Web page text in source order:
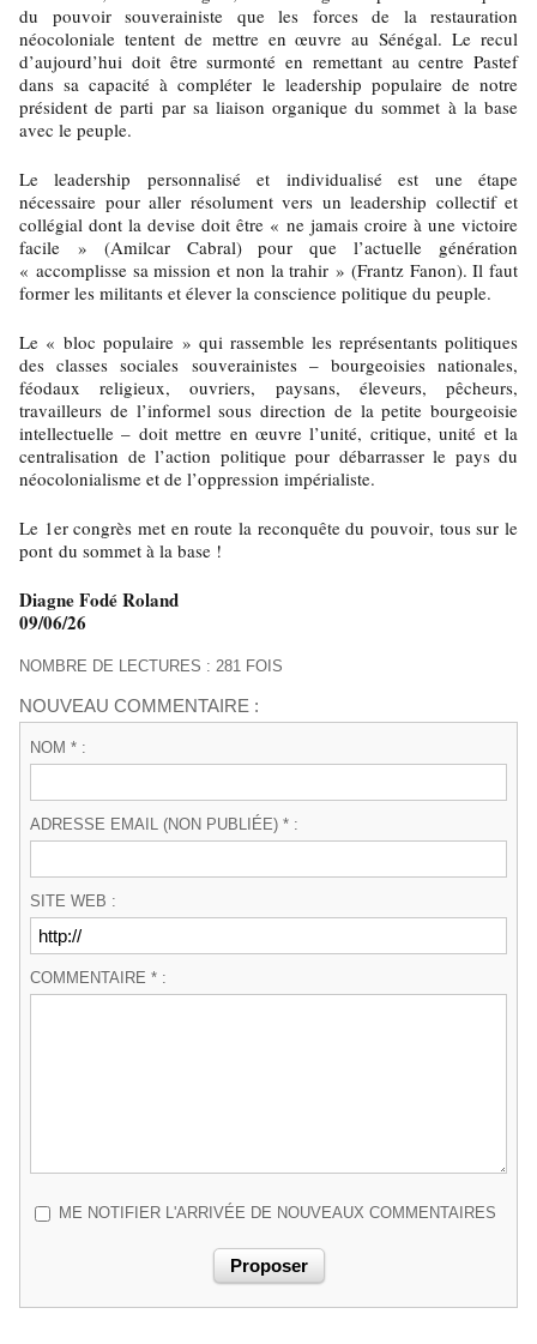
du pouvoir souverainiste que les forces de la restauration
néocoloniale tentent de mettre en œuvre au Sénégal. Le recul
d’aujourd’hui doit être surmonté en remettant au centre Pastef
dans sa capacité à compléter le leadership populaire de notre
président de parti par sa liaison organique du sommet à la base
avec le peuple.
Le leadership personnalisé et individualisé est une étape
nécessaire pour aller résolument vers un leadership collectif et
collégial dont la devise doit être « ne jamais croire à une victoire
facile » (Amilcar Cabral) pour que l’actuelle génération
« accomplisse sa mission et non la trahir » (Frantz Fanon). Il faut
former les militants et élever la conscience politique du peuple.
Le « bloc populaire » qui rassemble les représentants politiques
des classes sociales souverainistes – bourgeoisies nationales,
féodaux religieux, ouvriers, paysans, éleveurs, pêcheurs,
travailleurs de l’informel sous direction de la petite bourgeoisie
intellectuelle – doit mettre en œuvre l’unité, critique, unité et la
centralisation de l’action politique pour débarrasser le pays du
néocolonialisme et de l’oppression impérialiste.
Le 1er congrès met en route la reconquête du pouvoir, tous sur le
pont du sommet à la base !
Diagne Fodé Roland
09/06/26
NOMBRE DE LECTURES : 281 FOIS
NOUVEAU COMMENTAIRE :
NOM * :
ADRESSE EMAIL (NON PUBLIÉE) * :
SITE WEB :
COMMENTAIRE * :
ME NOTIFIER L'ARRIVÉE DE NOUVEAUX COMMENTAIRES